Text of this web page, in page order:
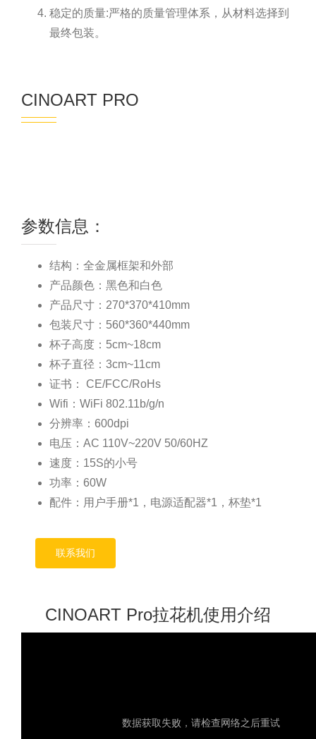
稳定的质量:严格的质量管理体系，从材料选择到
最终包装。
CINOART PRO
参数信息：
结构：全金属框架和外部
产品颜色：黑色和白色
产品尺寸：270*370*410mm
包装尺寸：560*360*440mm
杯子高度：5cm~18cm
杯子直径：3cm~11cm
证书： CE/FCC/RoHs
Wifi：WiFi 802.11b/g/n
分辨率：600dpi
电压：AC 110V~220V 50/60HZ
速度：15S的小号
功率：60W
配件：用户手册*1，电源适配器*1，杯垫*1
联系我们
CINOART Pro拉花机使用介绍